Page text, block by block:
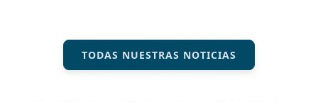
TODAS NUESTRAS NOTICIAS